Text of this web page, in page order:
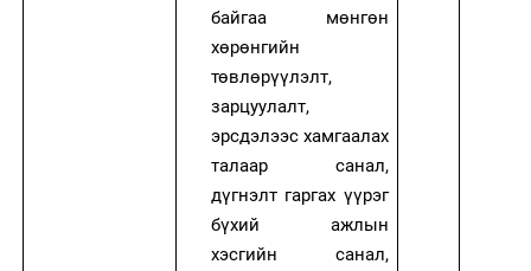
байгаа мөнгөн
хөрөнгийн
төвлөрүүлэлт,
зарцуулалт,
эрсдэлээс хамгаалах
талаар санал,
дүгнэлт гаргах үүрэг
бүхий ажлын
хэсгийн санал,